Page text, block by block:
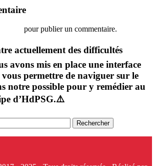
pour publier un commentaire.
actuellement des difficultés
avons mis en place une interface
permettre de naviguer sur le
notre possible pour y remédier au
d’HdPSG.⚠️